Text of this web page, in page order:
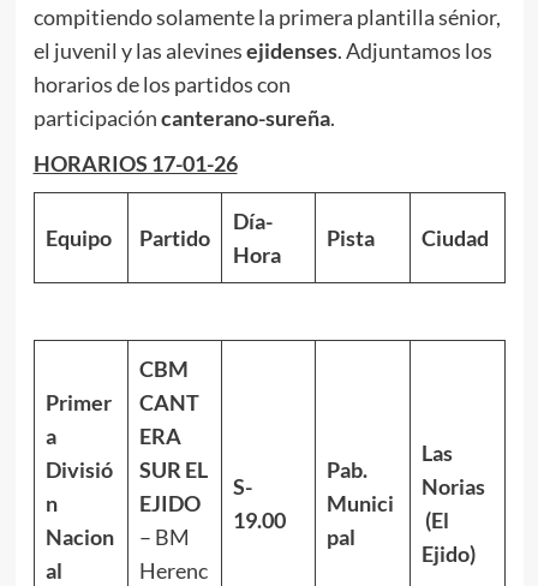
compitiendo solamente la primera plantilla sénior,
el juvenil y las alevinesejidenses. Adjuntamos los
horarios de los partidos con
participacióncanterano-sureña.
HORARIOS 17-01-26
Equipo Partido
Día-
Hora
Pista Ciudad
Primer
a
Divisió
n
Nacion
al
CBM
CANT
ERA
SUR EL
EJIDO
– BM
Herenc
S-
19.00
Pab.
Munici
pal
Las
Norias
(El
Ejido)